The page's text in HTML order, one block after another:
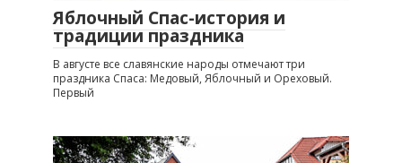
Яблочный Спас-история и
традиции праздника
В августе все славянские народы отмечают три
праздника Спаса: Медовый, Яблочный и Ореховый.
Первый